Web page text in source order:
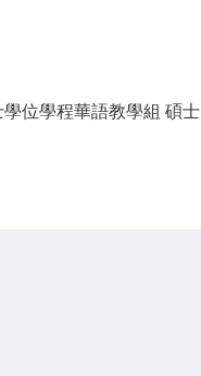
位學程華語教學組 碩士